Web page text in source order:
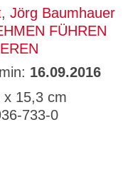
, Jörg Baumhauer
FÜHREN
16.09.2016
x 15,3 cm
733-0